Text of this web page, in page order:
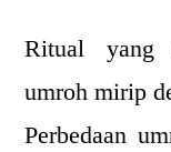
Ritual yang
umroh mirip
Perbedaan